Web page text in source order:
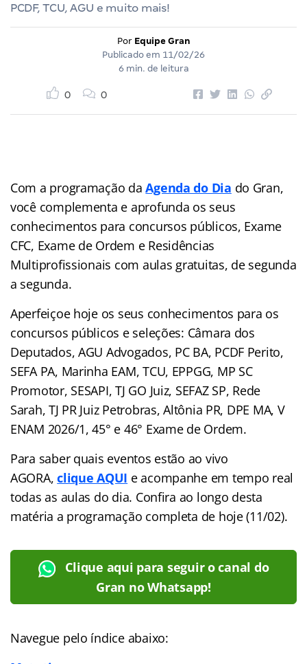
PCDF, TCU, AGU e muito mais!
Por Equipe Gran
Publicado em 11/02/26
6 min. de leitura
0 0
Com a programação daAgenda do Dia do Gran,
você complementa e aprofunda os seus
conhecimentos para concursos públicos, Exame
CFC, Exame de Ordem e Residências
Multiprofissionais com aulas gratuitas, de segunda
a segunda.
Aperfeiçoe hoje os seus conhecimentos para os
concursos públicos e seleções: Câmara dos
Deputados, AGU Advogados, PC BA, PCDF Perito,
SEFA PA, Marinha EAM, TCU, EPPGG, MP SC
Promotor, SESAPI, TJ GO Juiz, SEFAZ SP, Rede
Sarah, TJ PR Juiz Petrobras, Altônia PR, DPE MA, V
ENAM 2026/1, 45° e 46° Exame de Ordem.
Para saber quais eventos estão ao vivo
AGORA,clique AQUI e acompanhe em tempo real
todas as aulas do dia. Confira ao longo desta
matéria a programação completa de hoje (11/02).
Clique aqui para seguir o canal do
Gran no Whatsapp!
Navegue pelo índice abaixo: